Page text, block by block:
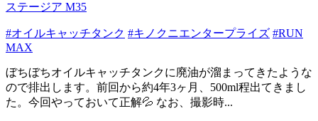
ステージア M35
#オイルキャッチタンク #キノクニエンタープライズ #RUN
MAX
ぼちぼちオイルキャッチタンクに廃油が溜まってきたような
ので排出します。前回から約4年3ヶ月、500ml程出てきまし
た。今回やっておいて正解💦 なお、撮影時...